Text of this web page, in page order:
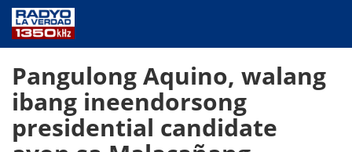
PUBLIC SERVICE
ANNOUNCEMENTS
PROGRAMS
ABOUT
Pangulong Aquino, walang
ibang ineendorsong
presidential candidate